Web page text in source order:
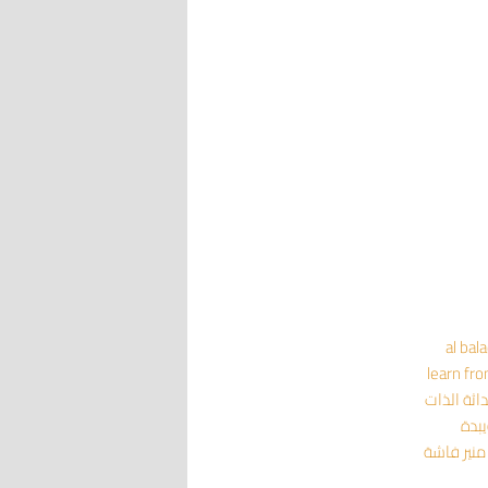
al
learn
الذات
منير فاشة